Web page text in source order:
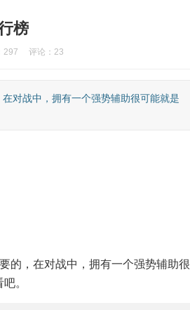
榜
297 评论：23
对战中，拥有一个强势辅助很可能就是
的，在对战中，拥有一个强势辅助很
。